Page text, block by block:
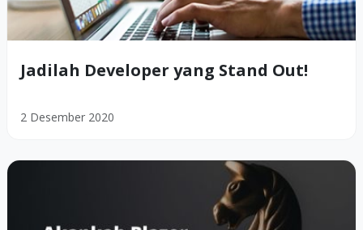
Jadilah Developer yang Stand Out!
2 Desember 2020